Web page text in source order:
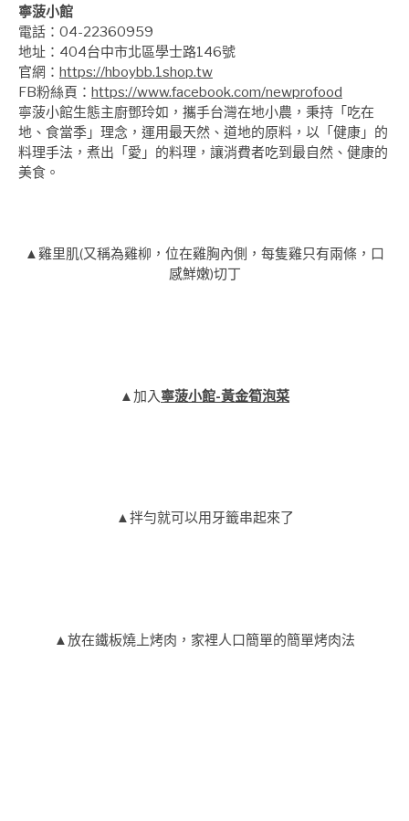
寧菠小館
電話：04-22360959
地址：404台中市北區學士路146號
官網： https://hboybb.1shop.tw
FB粉絲頁： https://www.facebook.com/newprofood
寧菠小館生態主廚鄧玲如，攜手台灣在地小農，秉持「吃在
地、食當季」理念，運用最天然、道地的原料，以「健康」的
料理手法，煮出「愛」的料理，讓消費者吃到最自然、健康的
美食。
▲雞里肌(又稱為雞柳，位在雞胸內側，每隻雞只有兩條，口
感鮮嫩)切丁
▲加入寧菠小館-黃金筍泡菜
▲拌勻就可以用牙籤串起來了
▲放在鐵板燒上烤肉，家裡人口簡單的簡單烤肉法